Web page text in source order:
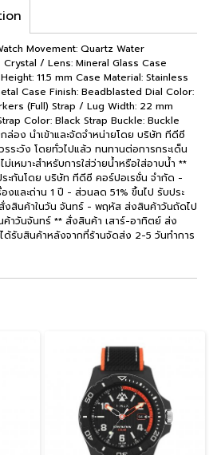
Movement: Quartz Water
/ Lens: Mineral Glass Case
11.5 mm Case Material: Stainless
Case Finish: Beadblasted Dial Color:
(Full) Strap / Lug Width: 22 mm
Color: Black Strap Buckle: Buckle
อง นำเข้าและจัดจำหน่ายโดย บริษัท ทีดีซี
ระวัง โดยทั่วไปแล้ว ทนทานต่อการกระเด็น
ม่เหมาะสำหรับการใส่ว่ายน้ำหรือใส่อาบน้ำ **
ระกันโดย บริษัท ทีดีซี คอร์ปอเรชั่น จำกัด -
งและถ่าน 1 ปี - ส่วนลด 51% ขึ้นไป รับประ
งสินค้าในวัน จันทร์ - พฤหัส ส่งสินค้าวันถัดไป
าวันจันทร์ ** สั่งสินค้า เสาร์-อาทิตย์ ส่ง
ด้รับสินค้าหลังจากที่ร้านจัดส่ง 2-5 วันทำการ